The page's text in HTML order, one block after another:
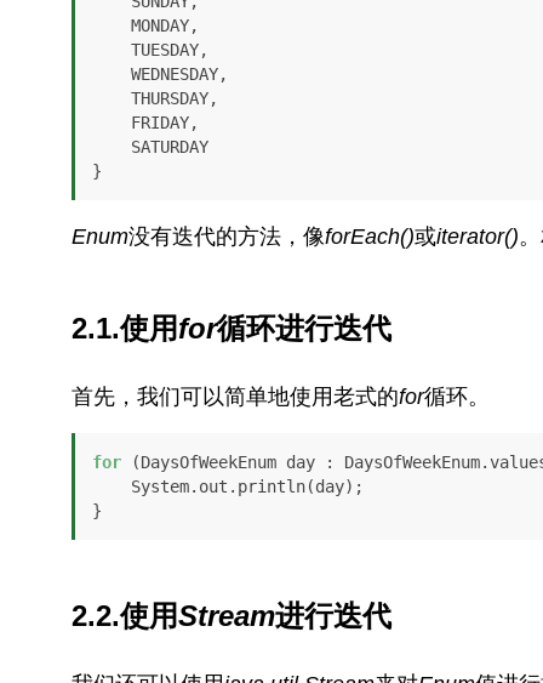
Enum没有迭代的方法，像forEach()或iterator()
2.1.使用for循环进行迭代
首先，我们可以简单地使用老式的for循环。
for (DaysOfWeekEnum day :
}
2.2.使用Stream进行迭代